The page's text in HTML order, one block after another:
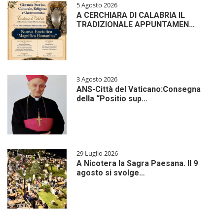
5 Agosto 2026
A CERCHIARA DI CALABRIA IL
TRADIZIONALE APPUNTAMEN…
3 Agosto 2026
ANS-Città del Vaticano:Consegna
della “Positio sup…
29 Luglio 2026
A Nicotera la Sagra Paesana. Il 9
agosto si svolge…